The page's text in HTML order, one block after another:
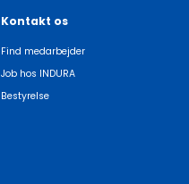
Kontakt os
Find medarbejder
Job hos INDURA
Bestyrelse